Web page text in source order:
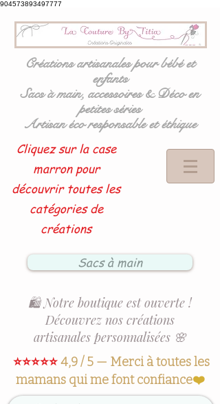
904573893497777
Créations artisanales pour bébé et
enfants
Sacs à main, accessoires & Déco en
petites séries
Artisan éco responsable et éthique
Cliquez sur la case
marron pour
découvrir toutes les
catégories de
créations
Sacs à main
🛍️ Notre boutique est ouverte !
Découvrez nos créations
artisanales personnalisées 🌸
⭐⭐⭐⭐⭐4,9 / 5 — Merci à toutes les
mamans qui me font confiance❤️